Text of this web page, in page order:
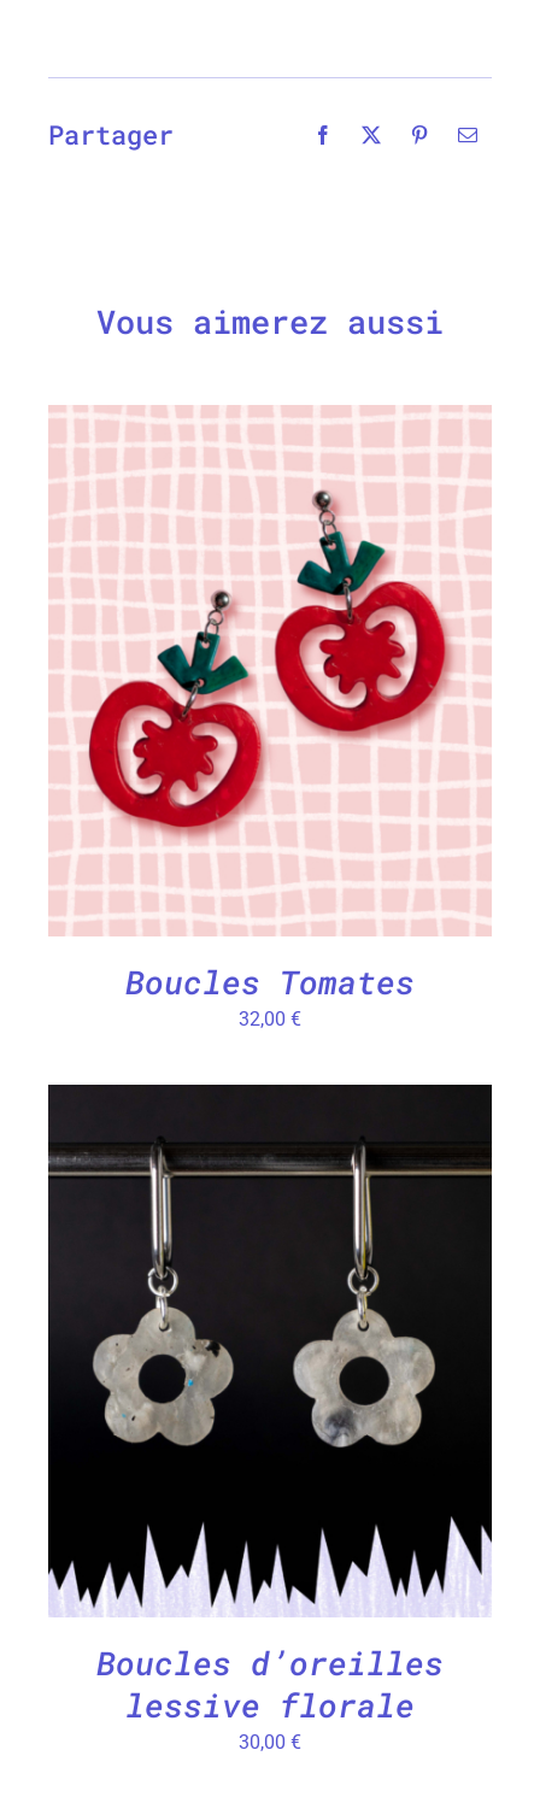
Partager
Vous aimerez aussi
CHOIX DES OPTIONS
DÉTAILS
Boucles Tomates
32,00 €
CHOIX DES OPTIONS
/
DÉTAILS
Boucles d’oreilles
lessive florale
30,00 €